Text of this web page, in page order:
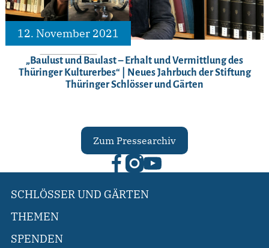
12. November 2021
„Baulust und Baulast – Erhalt und Vermittlung des
Thüringer Kulturerbes“ | Neues Jahrbuch der Stiftung
Thüringer Schlösser und Gärten
Zum Pressearchiv
SCHLÖSSER UND GÄRTEN
THEMEN
SPENDEN